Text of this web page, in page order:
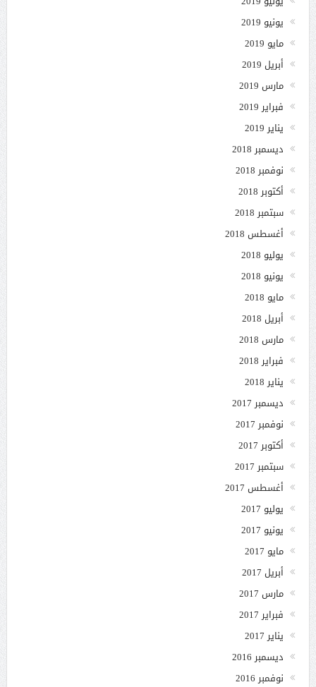
يونيو 2019
مايو 2019
أبريل 2019
مارس 2019
فبراير 2019
يناير 2019
ديسمبر 2018
نوفمبر 2018
أكتوبر 2018
سبتمبر 2018
أغسطس 2018
يوليو 2018
يونيو 2018
مايو 2018
أبريل 2018
مارس 2018
فبراير 2018
يناير 2018
ديسمبر 2017
نوفمبر 2017
أكتوبر 2017
سبتمبر 2017
أغسطس 2017
يوليو 2017
يونيو 2017
مايو 2017
أبريل 2017
مارس 2017
فبراير 2017
يناير 2017
ديسمبر 2016
نوفمبر 2016